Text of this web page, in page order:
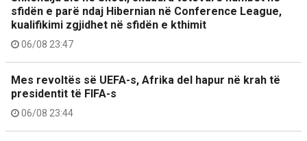
sfidën e parë ndaj Hibernian në Conference League,
kualifikimi zgjidhet në sfidën e kthimit
06/08 23:47
Mes revoltës së UEFA-s, Afrika del hapur në krah të
presidentit të FIFA-s
06/08 23:44